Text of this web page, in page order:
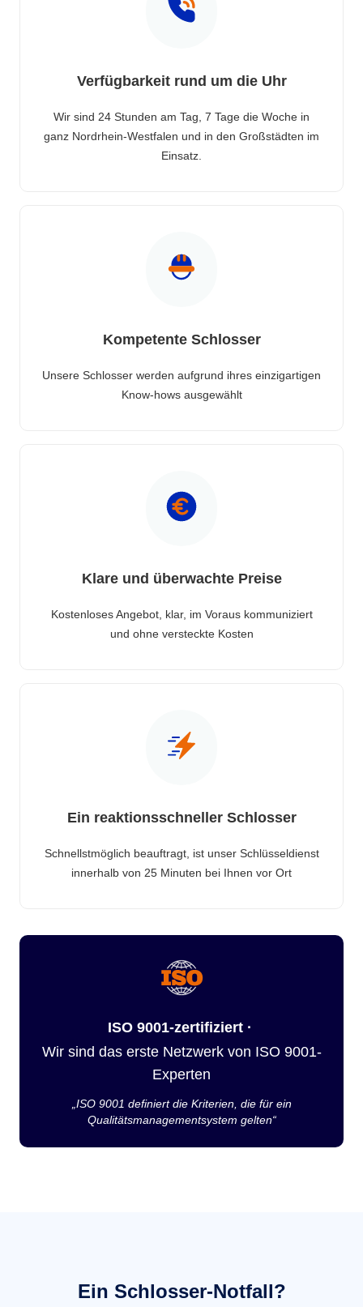
Verfügbarkeit rund um die Uhr
Wir sind 24 Stunden am Tag, 7 Tage die Woche in
ganz Nordrhein-Westfalen und in den Großstädten im
Einsatz.
Kompetente Schlosser
Unsere Schlosser werden aufgrund ihres einzigartigen
Know-hows ausgewählt
Klare und überwachte Preise
Kostenloses Angebot, klar, im Voraus kommuniziert
und ohne versteckte Kosten
Ein reaktionsschneller Schlosser
Schnellstmöglich beauftragt, ist unser Schlüsseldienst
innerhalb von 25 Minuten bei Ihnen vor Ort
ISO 9001-zertifiziert ·
Wir sind das erste Netzwerk von ISO 9001-
Experten
„ISO 9001 definiert die Kriterien, die für ein
Qualitätsmanagementsystem gelten“
Ein Schlosser-Notfall?